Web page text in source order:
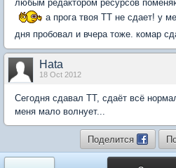
любым редактором ресурсов
а прога твоя ТТ не сдает! у
дня пробовал и вчера тоже. комар
Hata
18 Oct 2012
Сегодня сдавал ТТ, сдаёт всё
меня мало волнует...
Поделится